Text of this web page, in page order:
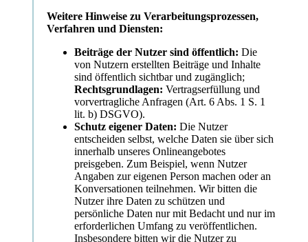
Weitere Hinweise zu Verarbeitungsprozessen,
Verfahren und Diensten:
Beiträge der Nutzer sind öffentlich: Die
von Nutzern erstellten Beiträge und Inhalte
sind öffentlich sichtbar und zugänglich;
Rechtsgrundlagen: Vertragserfüllung und
vorvertragliche Anfragen (Art. 6 Abs. 1 S. 1
lit. b) DSGVO).
Schutz eigener Daten: Die Nutzer
entscheiden selbst, welche Daten sie über sich
innerhalb unseres Onlineangebotes
preisgeben. Zum Beispiel, wenn Nutzer
Angaben zur eigenen Person machen oder an
Konversationen teilnehmen. Wir bitten die
Nutzer ihre Daten zu schützen und
persönliche Daten nur mit Bedacht und nur im
erforderlichen Umfang zu veröffentlichen.
Insbesondere bitten wir die Nutzer zu